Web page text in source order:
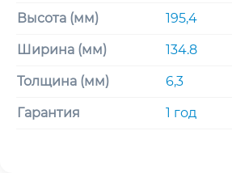
Высота (мм) 195,4
Ширина (мм) 134.8
Толщина (мм) 6,3
Гарантия 1 год